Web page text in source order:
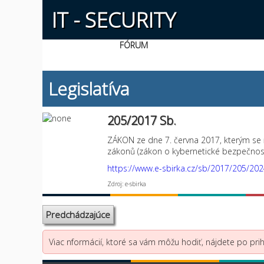
IT - SECURITY
FÓRUM
Legislatíva
205/2017 Sb.
ZÁKON ze dne 7. června 2017, kterým
zákonů (zákon o kybernetické
https://www.e-sbirka.cz/sb/2017/205/
Zdroj: e-sbirka
Predchádzajúce
Viac nformácií, ktoré sa vám môžu hodiť, nájdete po